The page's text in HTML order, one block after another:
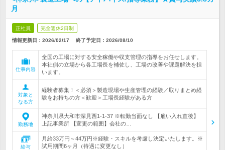
月
正社員 完全週休2日制
情報更新日：2026/02/17 終了予定日： 2026/08/10
仕事内容
全国の工場に対する安全稼働や収支管理の指導をお任せします。
本社側の立場から各工場長を補佐し、工場の改善や課題解決を担
います。
対象と
なる方
経験者募集！＜必須＞製造現場や生産管理の経験／取りまとめ経
験をお持ちの方＜歓迎＞工場長経験がある方
勤務地
神奈川県大和市深見西1-1-37 ※転勤当面なし 【雇い入れ直後】
上記事業所 【変更の範囲】会社の…
給与
月給33万円～44万円※経験・スキルを考慮し決定いたします。※
試用期間6ヶ月（待遇に変更なし）